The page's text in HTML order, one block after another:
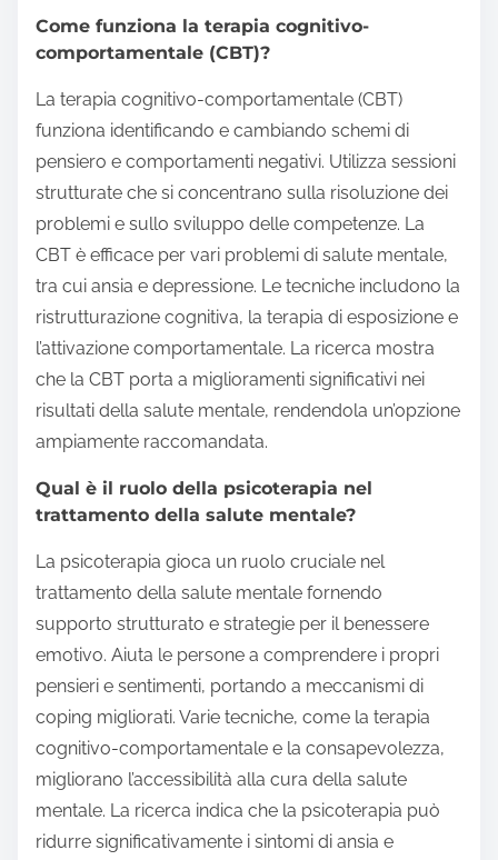
Come funziona la terapia cognitivo-
comportamentale (CBT)?
La terapia cognitivo-comportamentale (CBT)
funziona identificando e cambiando schemi di
pensiero e comportamenti negativi. Utilizza sessioni
strutturate che si concentrano sulla risoluzione dei
problemi e sullo sviluppo delle competenze. La
CBT è efficace per vari problemi di salute mentale,
tra cui ansia e depressione. Le tecniche includono la
ristrutturazione cognitiva, la terapia di esposizione e
l’attivazione comportamentale. La ricerca mostra
che la CBT porta a miglioramenti significativi nei
risultati della salute mentale, rendendola un’opzione
ampiamente raccomandata.
Qual è il ruolo della psicoterapia nel
trattamento della salute mentale?
La psicoterapia gioca un ruolo cruciale nel
trattamento della salute mentale fornendo
supporto strutturato e strategie per il benessere
emotivo. Aiuta le persone a comprendere i propri
pensieri e sentimenti, portando a meccanismi di
coping migliorati. Varie tecniche, come la terapia
cognitivo-comportamentale e la consapevolezza,
migliorano l’accessibilità alla cura della salute
mentale. La ricerca indica che la psicoterapia può
ridurre significativamente i sintomi di ansia e